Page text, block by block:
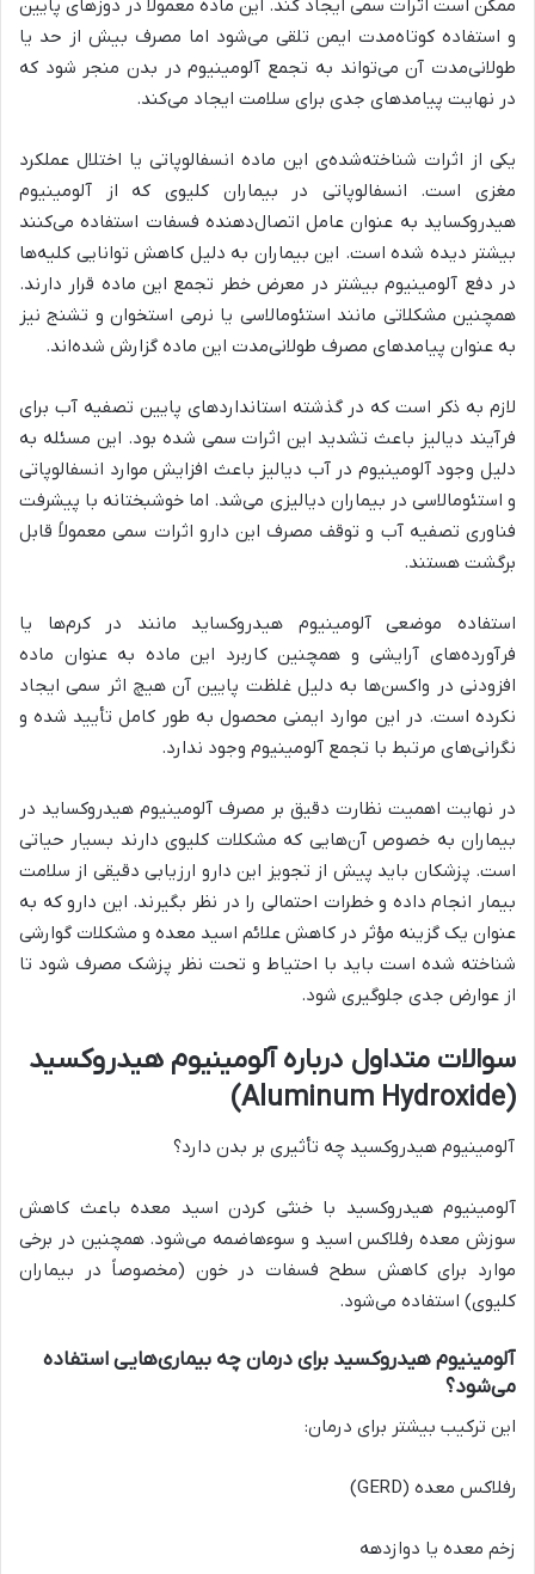
ممکن است اثرات سمی ایجاد کند. این ماده معمولاً در دوزهای پایین
و استفاده کوتاه‌مدت ایمن تلقی می‌شود اما مصرف بیش از حد یا
طولانی‌مدت آن می‌تواند به تجمع آلومینیوم در بدن منجر شود که
در نهایت پیامدهای جدی برای سلامت ایجاد می‌کند.
یکی از اثرات شناخته‌شده‌ی این ماده انسفالوپاتی یا اختلال عملکرد
مغزی است. انسفالوپاتی در بیماران کلیوی که از آلومینیوم
هیدروکساید به عنوان عامل اتصال‌دهنده فسفات استفاده می‌کنند
بیشتر دیده شده است. این بیماران به دلیل کاهش توانایی کلیه‌ها
در دفع آلومینیوم بیشتر در معرض خطر تجمع این ماده قرار دارند.
همچنین مشکلاتی مانند استئومالاسی یا نرمی استخوان و تشنج نیز
به عنوان پیامدهای مصرف طولانی‌مدت این ماده گزارش شده‌اند.
لازم به ذکر است که در گذشته استانداردهای پایین تصفیه آب برای
فرآیند دیالیز باعث تشدید این اثرات سمی شده بود. این مسئله به
دلیل وجود آلومینیوم در آب دیالیز باعث افزایش موارد انسفالوپاتی
و استئومالاسی در بیماران دیالیزی می‌شد. اما خوشبختانه با پیشرفت
فناوری تصفیه آب و توقف مصرف این دارو اثرات سمی معمولاً قابل
برگشت هستند.
استفاده موضعی آلومینیوم هیدروکساید مانند در کرم‌ها یا
فرآورده‌های آرایشی و همچنین کاربرد این ماده به عنوان ماده
افزودنی در واکسن‌ها به دلیل غلظت پایین آن هیچ اثر سمی ایجاد
نکرده است. در این موارد ایمنی محصول به طور کامل تأیید شده و
نگرانی‌های مرتبط با تجمع آلومینیوم وجود ندارد.
در نهایت اهمیت نظارت دقیق بر مصرف آلومینیوم هیدروکساید در
بیماران به خصوص آن‌هایی که مشکلات کلیوی دارند بسیار حیاتی
است. پزشکان باید پیش از تجویز این دارو ارزیابی دقیقی از سلامت
بیمار انجام داده و خطرات احتمالی را در نظر بگیرند. این دارو که به
عنوان یک گزینه مؤثر در کاهش علائم اسید معده و مشکلات گوارشی
شناخته شده است باید با احتیاط و تحت نظر پزشک مصرف شود تا
از عوارض جدی جلوگیری شود.
سوالات متداول درباره آلومینیوم هیدروکسید
(Aluminum Hydroxide)
آلومینیوم هیدروکسید چه تأثیری بر بدن دارد؟
آلومینیوم هیدروکسید با خنثی کردن اسید معده باعث کاهش
سوزش معده رفلاکس اسید و سوء‌هاضمه می‌شود. همچنین در برخی
موارد برای کاهش سطح فسفات در خون (مخصوصاً در بیماران
کلیوی) استفاده می‌شود.
آلومینیوم هیدروکسید برای درمان چه بیماری‌هایی استفاده
می‌شود؟
این ترکیب بیشتر برای درمان:
رفلاکس معده (GERD)
زخم معده یا دوازدهه